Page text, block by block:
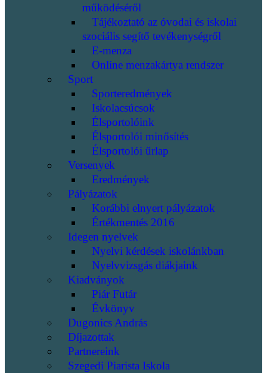
működéséről
Tájékoztató az óvodai és iskolai
szociális segítő tevékenységről
E-menza
Online menzakártya rendszer
Sport
Sporteredmények
Iskolacsúcsok
Élsportolóink
Élsportolói minősítés
Élsportolói űrlap
Versenyek
Eredmények
Pályázatok
Korábbi elnyert pályázatok
Értékmentés 2016
Idegen nyelvek
Nyelvi kérdések iskolánkban
Nyelvvizsgás diákjaink
Kiadványok
Piár Futár
Évkönyv
Dugonics András
Díjazottak
Partnereink
Szegedi Piarista Iskola